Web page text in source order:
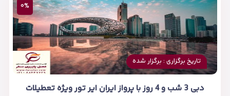
تاریخ برگزاری : برگزار شده
دبی 3 شب و 4 روز با پرواز ایران ایر تور ویژه تعطیلات
۰%